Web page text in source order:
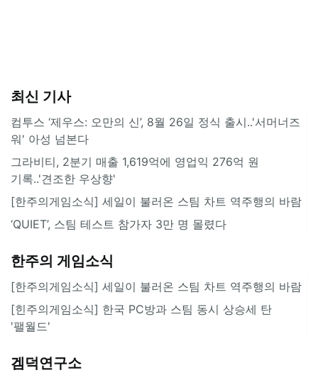
최신 기사
컴투스 ‘제우스: 오만의 신’, 8월 26일 정식 출시..'서머너즈
워' 아성 넘본다
그라비티, 2분기 매출 1,619억에 영업익 276억 원
기록..'견조한 우상향'
[한주의게임소식] 세일이 불러온 스팀 차트 역주행의 바람
‘QUIET’, 스팀 테스트 참가자 3만 명 몰렸다
한주의 게임소식
[한주의게임소식] 세일이 불러온 스팀 차트 역주행의 바람
[힌주의게임소식] 한국 PC방과 스팀 동시 상승세 탄
'팰월드'
겜덕연구소